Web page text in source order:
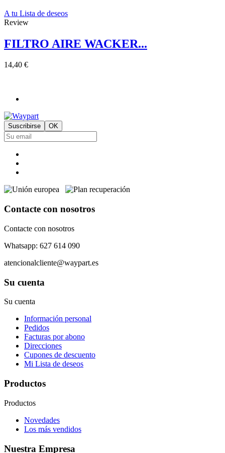
A tu Lista de deseos
Review
FILTRO AIRE WACKER...
14,40 €
Contacte con nosotros
Contacte con nosotros
Whatsapp: 627 614 090
atencionalcliente@waypart.es
Su cuenta
Su cuenta
Información personal
Pedidos
Facturas por abono
Direcciones
Cupones de descuento
Mi Lista de deseos
Productos
Productos
Novedades
Los más vendidos
Nuestra Empresa